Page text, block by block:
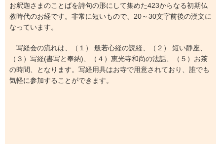
お釈迦さまのことばを詩句の形にして集めた423からなる初期仏
教時代のお経です。非常に短いもので、20～30文字前後の漢文に
なっています。
写経会の流れは、（１） 般若心経の読経、（２） 短い静座、
（３）写経(書写と奉納)、（４）恵光寺和尚の法話、（５）お茶
の時間、となります。写経用具はお寺で用意されており、誰でも
気軽に参加することができます。